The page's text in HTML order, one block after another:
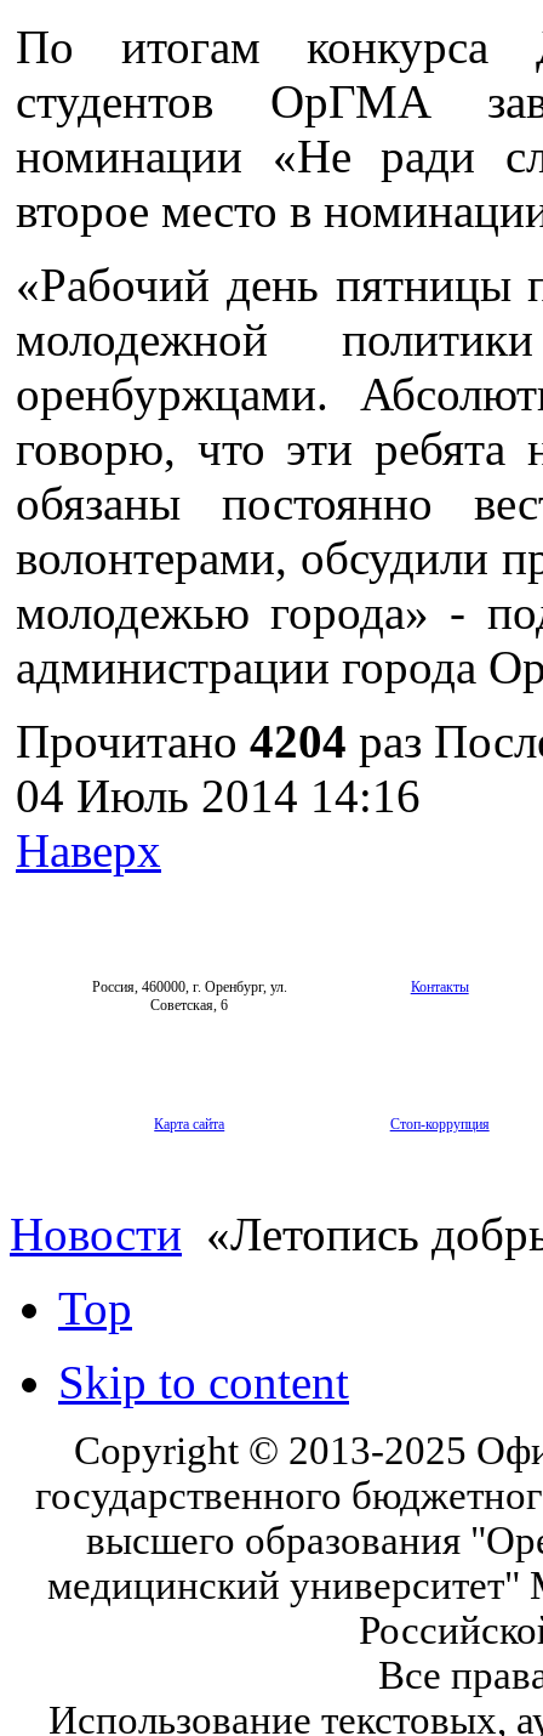
По итогам конкурса
студентов ОрГМА
номинации «Не ради
второе место в
«Рабочий день пятницы
молодежной
оренбуржцами.
говорю, что эти
обязаны постоянно
волонтерами, обсудили
молодежью города» -
администрации города
Прочитано 4204 раз
04 Июль 2014 14:16
Наверх
Россия, 460000, г. Оренбург, ул.
Советская, 6
Контакты
Карта сайта Стоп-коррупция
Новости «Летопись
Top
Skip to content
Copyright © 2013-2025
государственного
высшего образования
медицинский университет"
Все
Использование текстовых,